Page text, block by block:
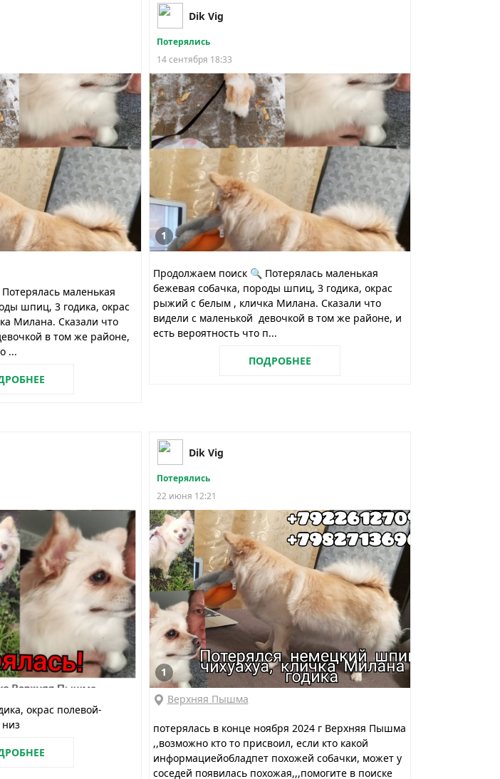
маленькая
шпиц, 3 годика, окрас
Милана. Сказали что
в том же районе,
...
Dik Vig
Потерялись
14 сентября 18:33
1
Продолжаем поиск 🔍 Потерялась маленькая
бежевая собачка, породы шпиц, 3 годика, окрас
рыжий с белым , кличка Милана. Сказали что
видели с маленькой девочкой в том же районе, и
есть вероятность что п...
ПОДРОБНЕЕ
окрас полевой-
Dik Vig
Потерялись
22 июня 12:21
1
Верхняя Пышма
потерялась в конце ноября 2024 г Верхняя Пышма
,,возможно кто то присвоил, если кто какой
информациейобладпет похожей собачки, может у
соседей появилась похожая,,,помогите в поиске